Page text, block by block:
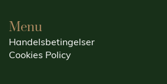
Menu
Handelsbetingelser
Cookies Policy